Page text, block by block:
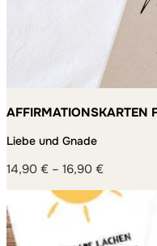
AFFIRMATIONSKARTEN
Liebe und Gnade
14,90 € – 16,90 €
14,90 €
16,90 €